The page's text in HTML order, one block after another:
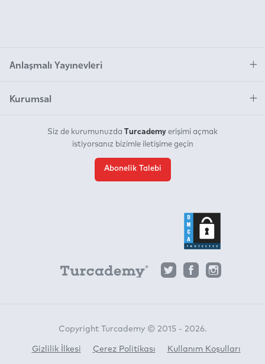
Anlaşmalı Yayınevleri
Kurumsal
Siz de kurumunuzda Turcademy erişimi açmak
istiyorsanız bizimle iletişime geçin
Abonelik Talebi
Copyright Turcademy © 2015 - 2026.
Gizlilik İlkesi Çerez Politikası Kullanım Koşulları